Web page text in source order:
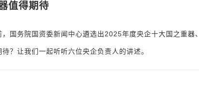
值得期待
国务院国资委新闻中心遴选出2025年度央企十大国之重器
？让我们一起听听六位央企负责人的讲述。